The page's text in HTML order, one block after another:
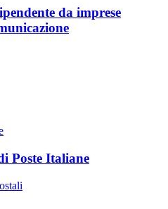
da imprese
Poste Italiane